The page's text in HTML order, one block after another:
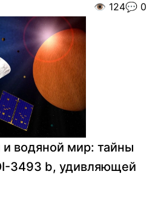
👁️ 124💬 0
и водяной мир: тайны
3493 b, удивляющей